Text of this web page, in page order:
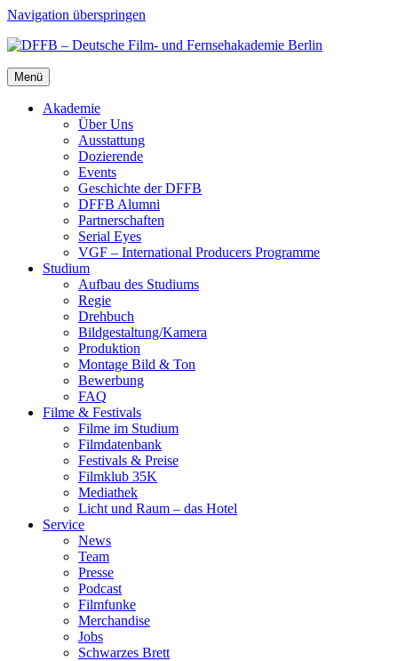
Navigation überspringen
Menü
Aka­de­mie
Über Uns
Aus­stat­tung
Dozie­ren­de
Events
Geschich­te der DFFB
DFFB Alum­ni
Part­ner­schaf­ten
Seri­al Eyes
VGF – Inter­na­tio­nal Pro­du­cers Pro­gram­me
Stu­di­um
Auf­bau des Stu­di­ums
Regie
Dreh­buch
Bildgestaltung/​​Kamera
Pro­duk­ti­on
Mon­ta­ge Bild & Ton
Bewer­bung
FAQ
Fil­me & Fes­ti­vals
Fil­me im Stu­di­um
Film­da­ten­bank
Fes­ti­vals & Prei­se
Film­klub 35K
Media­thek
Licht und Raum – das Hotel
Ser­vice
News
Team
Pres­se
Pod­cast
Film­fun­ke
Mer­chan­di­se
Jobs
Schwar­zes Brett